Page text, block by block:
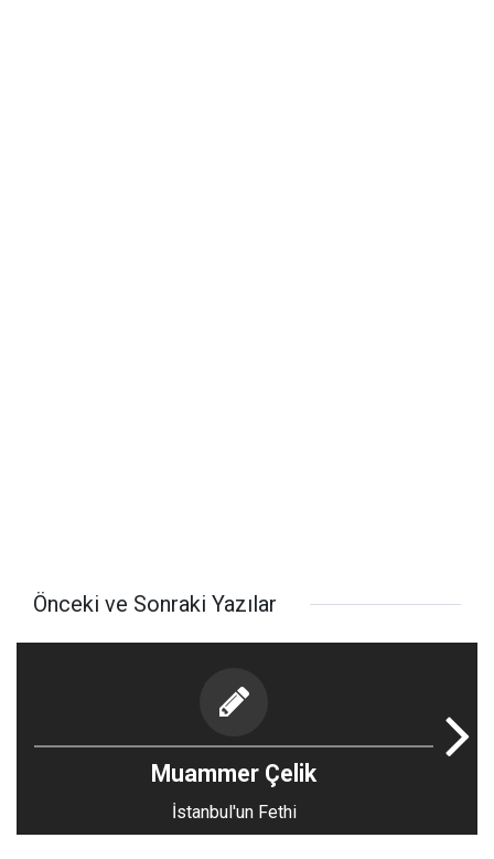
Önceki ve Sonraki Yazılar
Muammer Çelik
İstanbul'un Fethi